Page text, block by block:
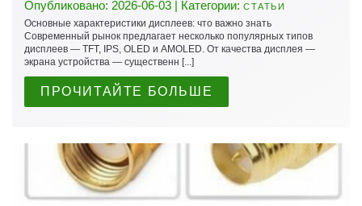
Опубликовано: 2026-06-03 | Категории: СТАТЬИ
Основные характеристики дисплеев: что важно знать
Современный рынок предлагает несколько популярных типов
дисплеев — TFT, IPS, OLED и AMOLED. От качества дисплея —
экрана устройства — существенн [...]
ПРОЧИТАЙТЕ БОЛЬШЕ